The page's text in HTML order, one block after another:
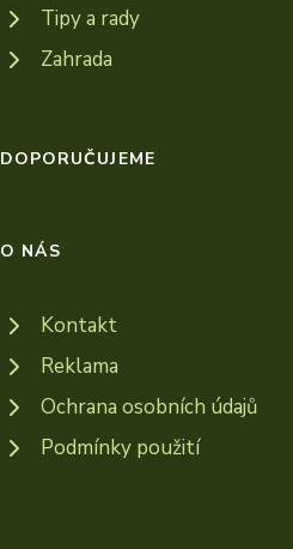
Tipy a rady
Zahrada
DOPORUČUJEME
O NÁS
Kontakt
Reklama
Ochrana osobních údajů
Podmínky použití